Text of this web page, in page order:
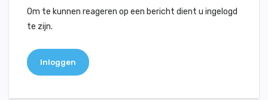
Om te kunnen reageren op een bericht dient u ingelogd
te zijn.
Inloggen